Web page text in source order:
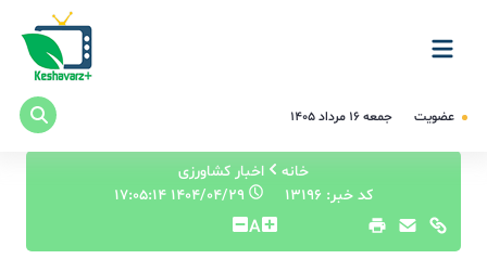
عضویت جمعه ۱۶ مرداد ۱۴۰۵
خانه
اخبار کشاورزی
کد خبر: 13196
A